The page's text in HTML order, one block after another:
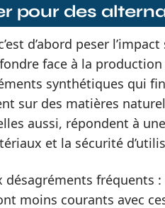
pour des
d’abord peser
face à la
synthétiques qui
sur des matières
aussi, répondent à
et la sécurité
désagréments fréquents
moins courants avec